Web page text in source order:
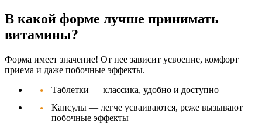
В какой форме лучше принимать
витамины?
Форма имеет значение! От нее зависит усвоение, комфорт
приема и даже побочные эффекты.
Таблетки — классика, удобно и доступно
Капсулы — легче усваиваются, реже вызывают
побочные эффекты